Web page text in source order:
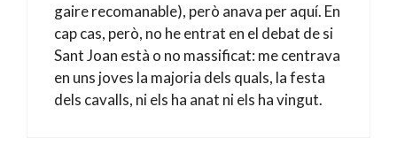
gaire recomanable), però anava per aquí. En
cap cas, però, no he entrat en el debat de si
Sant Joan està o no massificat: me centrava
en uns joves la majoria dels quals, la festa
dels cavalls, ni els ha anat ni els ha vingut.